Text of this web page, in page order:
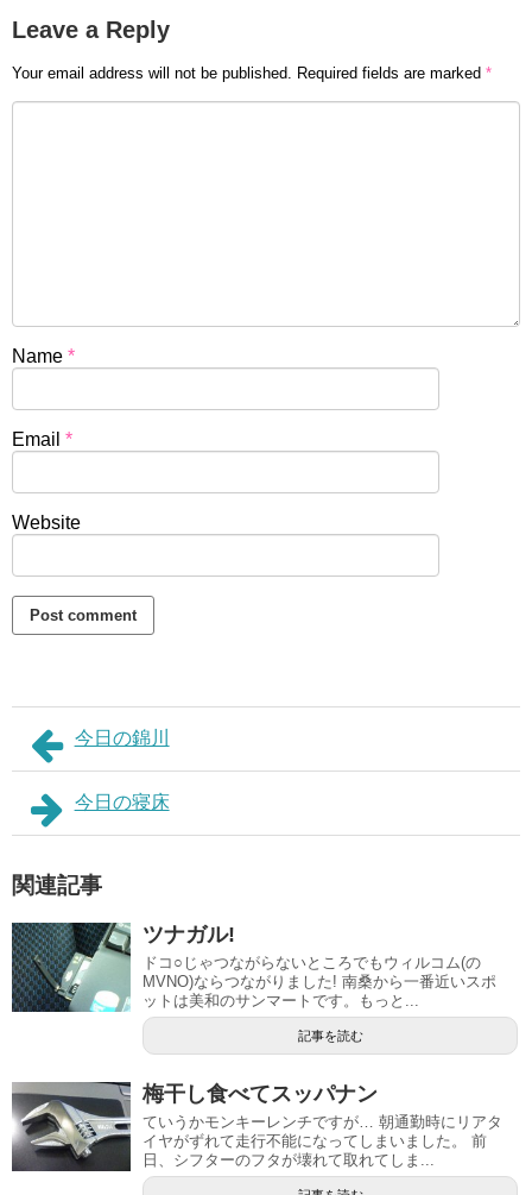
Leave a Reply
Your email address will not be published. Required fields are marked *
Name *
Email *
Website
今日の錦川
今日の寝床
関連記事
ツナガル!
ドコ○じゃつながらないところでもウィルコム(の
MVNO)ならつながりました! 南桑から一番近いスポ
ットは美和のサンマートです。もっと...
記事を読む
梅干し食べてスッパナン
ていうかモンキーレンチですが… 朝通勤時にリアタ
イヤがずれて走行不能になってしまいました。 前
日、シフターのフタが壊れて取れてしま...